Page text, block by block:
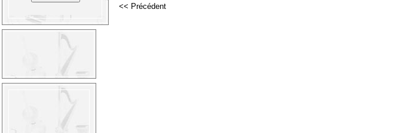
<< Précédent